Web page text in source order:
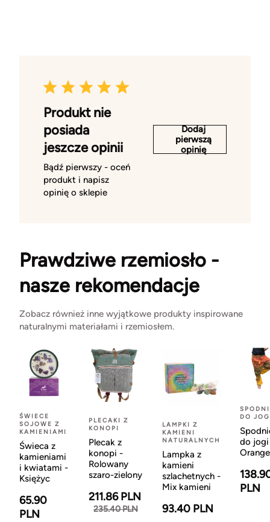
Produkt nie
posiada
jeszcze opinii
Bądź pierwszy - oceń
produkt i napisz
opinię o sklepie
Dodaj
pierwszą
opinię
Prawdziwe rzemiosło -
nasze rekomendacje
Zobacz również inne wyjątkowe produkty inspirowane
naturalnymi materiałami i rzemiosłem.
ŚWIECE
SOJOWE Z
KAMIENIAMI
Świeca z
kamieniami
i kwiatami -
Księżyc
65.90
PLN
PLECAKI Z
KONOPI
Plecak z
konopi -
Rolowany
szaro-zielony
211.86 PLN
235.40 PLN
LAMPKI Z
KAMIENI
NATURALNYCH
Lampka z
kamieni
szlachetnych -
Mix kamieni
93.40 PLN
DO
do
Orange
PLN